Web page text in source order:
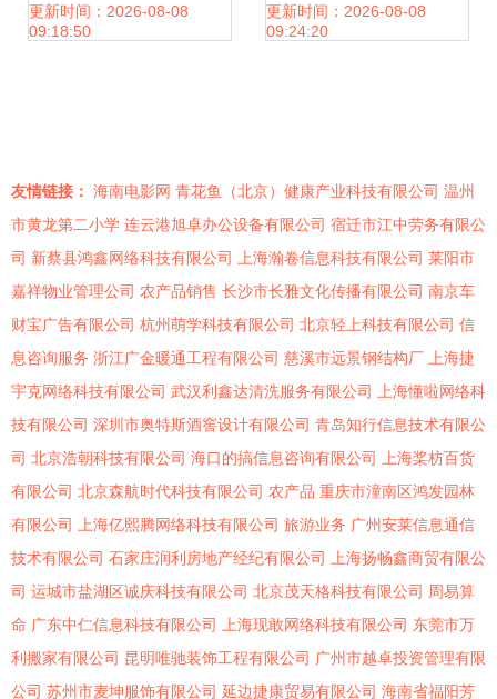
云智数数字化转型
潮
更新时间：2026-08-08
09:18:50
效，有序推进复工
更新时间：2026-08-08
09:24:20
友情链接： 海南电影网 青花鱼（北京）健康产业科技有限公司 温州
市黄龙第二小学 连云港旭卓办公设备有限公司 宿迁市江中劳务有限公
司 新蔡县鸿鑫网络科技有限公司 上海瀚卷信息科技有限公司 莱阳市
嘉祥物业管理公司 农产品销售 长沙市长雅文化传播有限公司 南京车
财宝广告有限公司 杭州萌学科技有限公司 北京轻上科技有限公司 信
息咨询服务 浙江广金暖通工程有限公司 慈溪市远景钢结构厂
上海捷
宇克网络科技有限公司 武汉利鑫达清洗服务有限公司
上海懂啦网络科
技有限公司 深圳市奥特斯酒窖设计有限公司 青岛知行信息技术有限公
司 北京浩朝科技有限公司 海口的搞信息咨询有限公司
上海桨枋百货
有限公司 北京森航时代科技有限公司 农产品 重庆市潼南区鸿发园林
有限公司
上海亿熙腾网络科技有限公司 旅游业务 广州安莱信息通信
技术有限公司 石家庄润利房地产经纪有限公司
上海扬畅鑫商贸有限公
司 运城市盐湖区诚庆科技有限公司 北京茂天格科技有限公司 周易算
命 广东中仁信息科技有限公司 上海现敢网络科技有限公司 东莞市万
利搬家有限公司 昆明唯驰装饰工程有限公司 广州市越卓投资管理有限
公司 苏州市麦坤服饰有限公司 延边捷康贸易有限公司 海南省福阳芳